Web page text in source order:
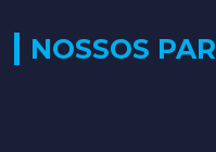
NOSSOS